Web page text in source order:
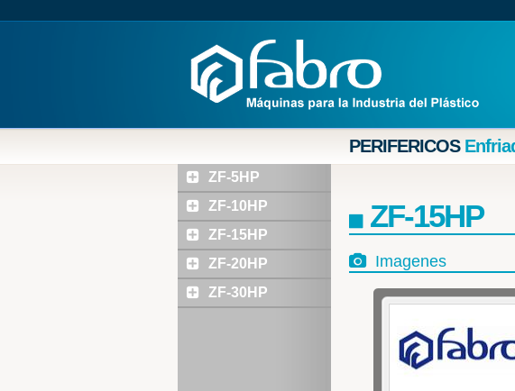
PERIFERICOS
ZF-5HP
ZF-10HP
ZF-15HP
ZF-20HP
ZF-30HP
ZF-15HP
Imagenes